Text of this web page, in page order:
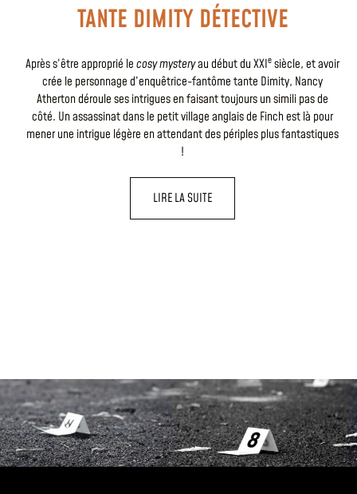
TANTE DIMITY DÉTECTIVE
Après s’être approprié lecosy mysteryau début du XXIesiècle, et avoir
crée le personnage d’enquêtrice-fantôme tante Dimity, Nancy
Atherton déroule ses intrigues en faisant toujours un simili pas de
côté. Un assassinat dans le petit village anglais de Finch est là pour
mener une intrigue légère en attendant des périples plus fantastiques
!
LIRE LA SUITE